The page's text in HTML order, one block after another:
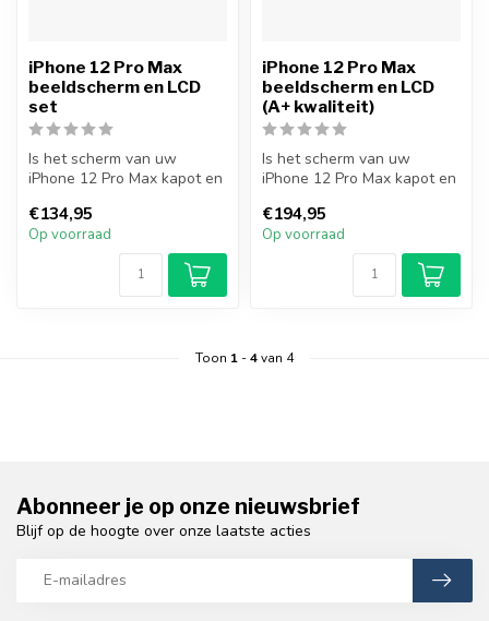
iPhone 12 Pro Max
beeldscherm en LCD
set
Is het scherm van uw
iPhone 12 Pro Max kapot en
Met d...
€134,95
Op voorraad
iPhone 12 Pro Max
beeldscherm en LCD
(A+ kwaliteit)
Is het scherm van uw
iPhone 12 Pro Max kapot en
Met d...
€194,95
Op voorraad
Toon 1-4van 4
Abonneer je op onze nieuwsbrief
Blijf op de hoogte over onze laatste acties